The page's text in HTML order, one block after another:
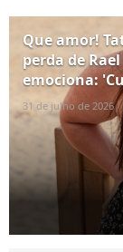
Que amor!
perda de
emociona:
31 de julho de 2026